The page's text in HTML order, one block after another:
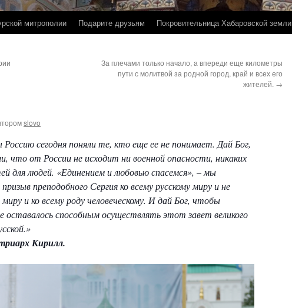
митрополии Подарите друзьям Покровительница Хабаровской земли
За плечами только начало, а впереди еще километры
пути с молитвой за родной город, край и всех его
жителей. →
slovo
сегодня поняли те, кто еще ее не понимает. Дай Бог,
что от России не исходит ни военной опасности, никаких
для людей. «Единением и любовью спасемся», – мы
преподобного Сергия ко всему русскому миру и не
миру и ко всему роду человеческому. И дай Бог, чтобы
способным осуществлять этот завет великого
Кирилл.